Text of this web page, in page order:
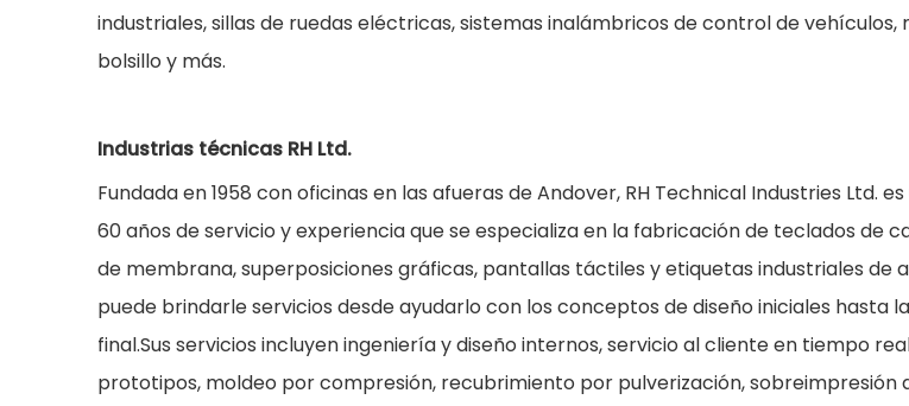
industriales, sillas de ruedas eléctricas, sistemas inalámbricos de control de
bolsillo y más.
Industrias técnicas RH Ltd.
Fundada en 1958 con oficinas en las afueras de Andover, RH Technical Industries Ltd.
60 años de servicio y experiencia que se especializa en la fabricación de teclados de
de membrana, superposiciones gráficas, pantallas táctiles y etiquetas industriales de
puede brindarle servicios desde ayudarlo con los conceptos de diseño iniciales hasta
final.Sus servicios incluyen ingeniería y diseño internos, servicio al cliente en tiempo
prototipos, moldeo por compresión, recubrimiento por pulverización, sobreimpresión